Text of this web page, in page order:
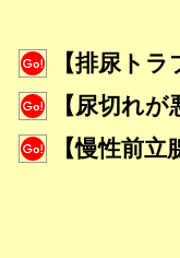
【排尿ト
【尿切れ
【慢性前